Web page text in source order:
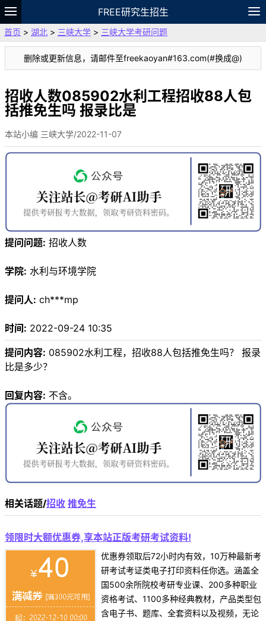
FREE研究生招生
题库
故事 专题 APP 笔记
VIP
资料
首页 > 湖北 > 三峡大学 > 三峡大学考研问题
删除或更新信息，请邮件至freekaoyan#163.com(#换成@)
招收人数085902水利工程招收88人包
括推免生吗 报录比是
本站小编 三峡大学/2022-11-07
提问问题: 招收人数
学院: 水利与环境学院
提问人: ch***mp
时间: 2022-09-24 10:35
提问内容: 085902水利工程，招收88人包括推免生吗？ 报录
比是多少？
回复内容: 不含。
相关话题/招收 推免生
领限时大额优惠券,享本站正版考研考试资料!
优惠券领取后72小时内有效，10万种最新考
研考试考证类电子打印资料任你选。涵盖全
国500余所院校考研专业课、200多种职业
资格考试、1100多种经典教材，产品类型包
含电子书、题库、全套资料以及视频，无论